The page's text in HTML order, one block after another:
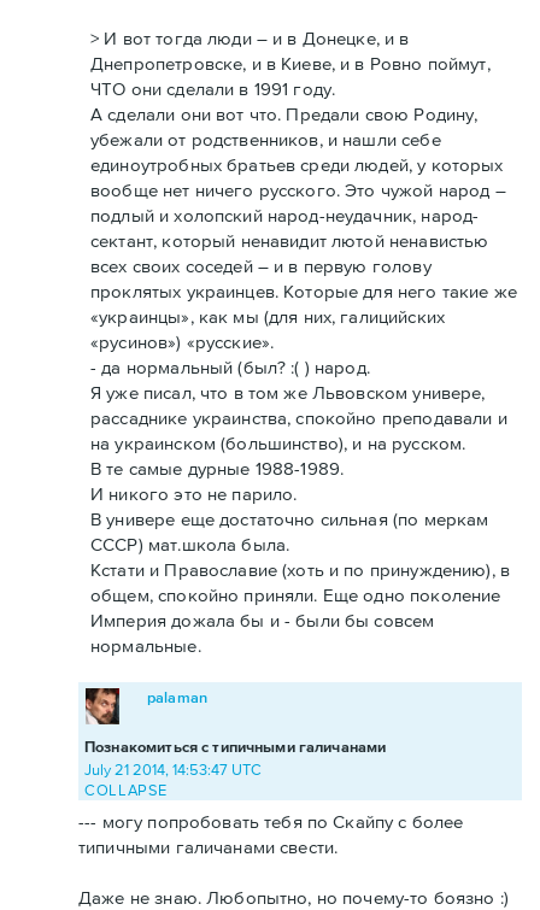
> И вот тогда люди – и в Донецке, и в
Днепропетровске, и в Киеве, и в Ровно поймут,
ЧТО они сделали в 1991 году.
А сделали они вот что. Предали свою Родину,
убежали от родственников, и нашли себе
единоутробных братьев среди людей, у которых
вообще нет ничего русского. Это чужой народ –
подлый и холопский народ-неудачник, народ-
сектант, который ненавидит лютой ненавистью
всех своих соседей – и в первую голову
проклятых украинцев. Которые для него такие же
«украинцы», как мы (для них, галицийских
«русинов») «русские».
- да нормальный (был? :( ) народ.
Я уже писал, что в том же Львовском универе,
рассаднике украинства, спокойно преподавали и
на украинском (большинство), и на русском.
В те самые дурные 1988-1989.
И никого это не парило.
В универе еще достаточно сильная (по меркам
СССР) мат.школа была.
Кстати и Православие (хоть и по принуждению), в
общем, спокойно приняли. Еще одно поколение
Империя дожала бы и - были бы совсем
нормальные.
Познакомиться с типичными галичанами
palaman
July 21 2014, 14:53:47 UTC
COLLAPSE
--- могу попробовать тебя по Скайпу с более
типичными галичанами свести.
Даже не знаю. Любопытно, но почему-то боязно :)